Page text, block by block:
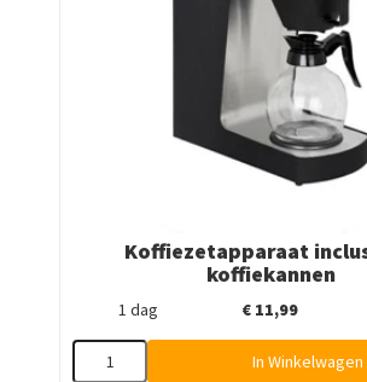
Koffiezetapparaat
koffiekannen
1 dag € 11,99
In Winkelwagen